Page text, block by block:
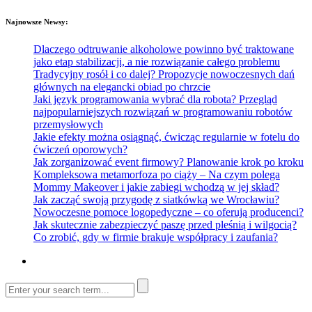
Najnowsze Newsy:
Dlaczego odtruwanie alkoholowe powinno być traktowane
jako etap stabilizacji, a nie rozwiązanie całego problemu
Tradycyjny rosół i co dalej? Propozycje nowoczesnych dań
głównych na elegancki obiad po chrzcie
Jaki język programowania wybrać dla robota? Przegląd
najpopularniejszych rozwiązań w programowaniu robotów
przemysłowych
Jakie efekty można osiągnąć, ćwicząc regularnie w fotelu do
ćwiczeń oporowych?
Jak zorganizować event firmowy? Planowanie krok po kroku
Kompleksowa metamorfoza po ciąży – Na czym polega
Mommy Makeover i jakie zabiegi wchodzą w jej skład?
Jak zacząć swoją przygodę z siatkówką we Wrocławiu?
Nowoczesne pomoce logopedyczne – co oferują producenci?
Jak skutecznie zabezpieczyć paszę przed pleśnią i wilgocią?
Co zrobić, gdy w firmie brakuje współpracy i zaufania?